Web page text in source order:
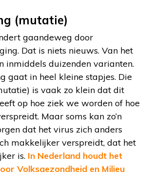
(mutatie)
gaandeweg door
Dat is niets nieuws. Van het
inmiddels duizenden varianten.
gaat in heel kleine stapjes. Die
is vaak zo klein dat dit
op hoe ziek we worden of hoe
Maar soms kan zo’n
dat het virus zich anders
makkelijker verspreidt, dat het
is. In Nederland houdt het
Volksgezondheid en Milieu